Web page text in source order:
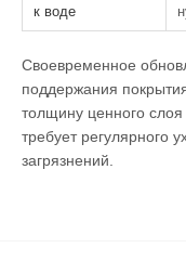
к воде
Своевременное
поддержания
толщину ценного
требует регулярного
загрязнений.